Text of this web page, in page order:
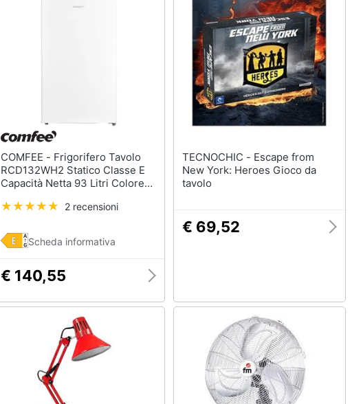
COMFEE - Frigorifero Tavolo
RCD132WH2 Statico Classe E
Capacità Netta 93 Litri Colore
2 recensioni
Scheda informativa
€ 140,55
TECNOCHIC - Escape from
New York: Heroes Gioco da
tavolo
€ 69,52